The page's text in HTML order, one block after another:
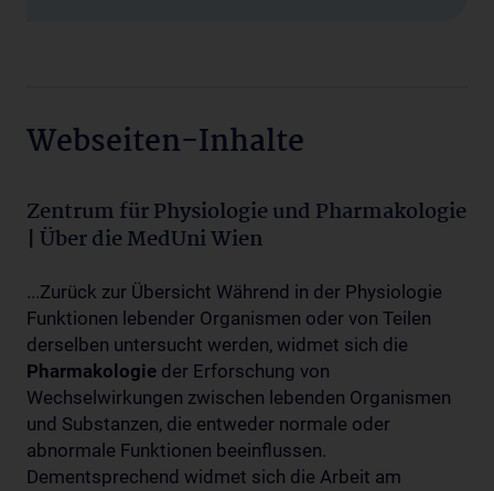
Webseiten-Inhalte
Zentrum für Physiologie und Pharmakologie
| Über die MedUni Wien
...Zurück zur Übersicht Während in der Physiologie
Funktionen lebender Organismen oder von Teilen
derselben untersucht werden, widmet sich die
Pharmakologie der Erforschung von
Wechselwirkungen zwischen lebenden Organismen
und Substanzen, die entweder normale oder
abnormale Funktionen beeinflussen.
Dementsprechend widmet sich die Arbeit am